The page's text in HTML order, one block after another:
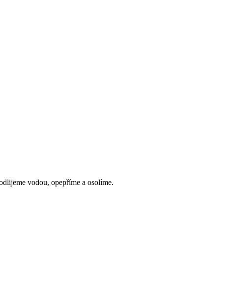
vodou, opepříme a osolíme.